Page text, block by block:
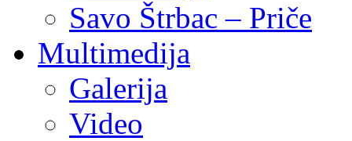
Savo Štrbac – Priče
Multimedija
Galerija
Video